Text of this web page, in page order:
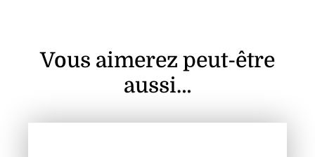
Vous aimerez peut-être
aussi…